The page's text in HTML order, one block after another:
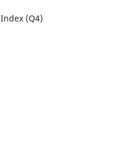
(Q4)